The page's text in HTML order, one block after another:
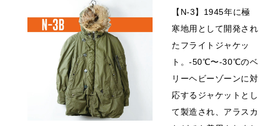
【N-3】1945年に極
寒地用として開発され
たフライトジャケッ
ト。-50℃〜-30℃のベ
リーヘビーゾーンに対
応するジャケットとし
て製造され、アラスカ